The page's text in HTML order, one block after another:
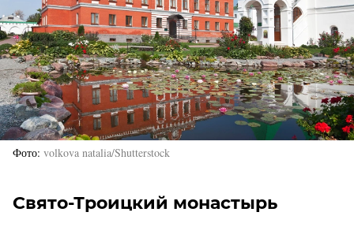
Фото volkova natalia/Shutterstock
Свято-Троицкий монастырь